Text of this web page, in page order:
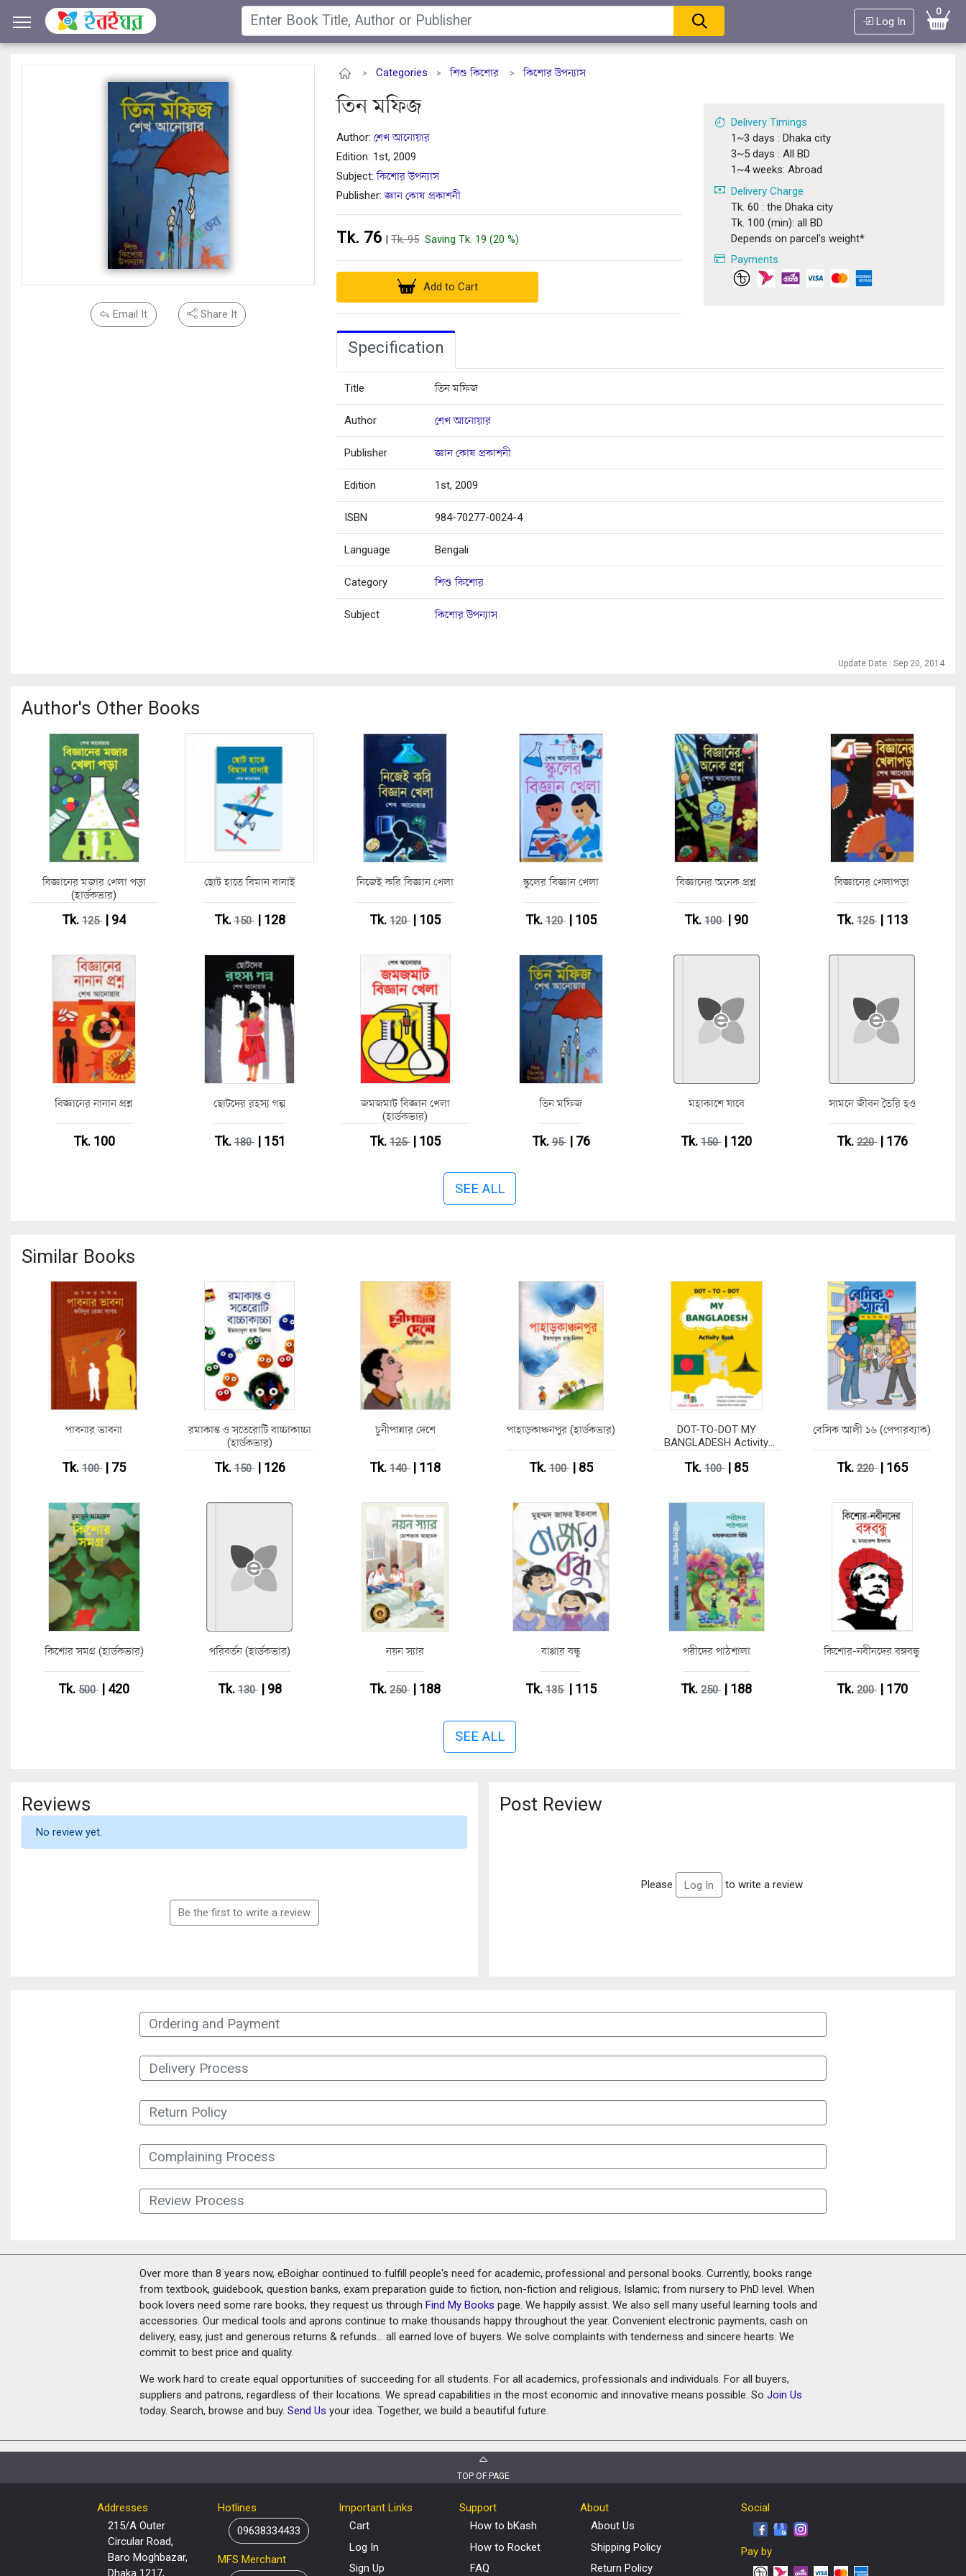
Log In
0
Email It Share It
> Categories >শিশু কিশোর >কিশোর উপন্যাস
তিন মফিজ
Author: শেখ আনোয়ার
Edition: 1st, 2009
Subject:কিশোর উপন্যাস
Publisher:জ্ঞান কোষ প্রকাশনী
Tk. 76 | Tk. 95 Saving Tk. 19 (20 %)
Add to Cart
Delivery Timings
1~3 days : Dhaka city
3~5 days : All BD
1~4 weeks: Abroad
Delivery Charge
Tk. 60 : the Dhaka city
Tk. 100 (min): all BD
Depends on parcel's weight*
Payments
Specification
Title তিন মফিজ
Author শেখ আনোয়ার
Publisher জ্ঞান কোষ প্রকাশনী
Edition 1st, 2009
ISBN 984-70277-0024-4
Language Bengali
Category শিশু কিশোর
Subject কিশোর উপন্যাস
Update Date : Sep 20, 2014
Author's Other Books
বিজ্ঞানের মজার খেলা পড়া
(হার্ডকভার)
Tk.125| 94
ছোট হাতে বিমান বানাই
Tk.150| 128
নিজেই করি বিজ্ঞান খেলা
Tk.120| 105
স্কুলের বিজ্ঞান খেলা
Tk.120| 105
বিজ্ঞানের অনেক প্রশ্ন
Tk.100| 90
বিজ্ঞানের খেলাপড়া
Tk.125| 113
বিজ্ঞানের নানান প্রশ্ন
Tk. 100
ছোটদের রহস্য গল্প
Tk.180| 151
জমজমাট বিজ্ঞান খেলা
(হার্ডকভার)
Tk.125| 105
তিন মফিজ
Tk.95| 76
মহাকাশে যাবে
Tk.150| 120
সামনে জীবন তৈরি হও
Tk.220| 176
SEE ALL
Similar Books
পাবনার ভাবনা
Tk.100| 75
রমাকান্ত ও সতেরোটি বাচ্চাকাচ্চা
(হার্ডকভার)
Tk.150| 126
চুনীপান্নার দেশে
Tk.140| 118
পাহাড়কাঞ্চনপুর (হার্ডকভার)
Tk.100| 85
DOT-TO-DOT MY
BANGLADESH Activity
Tk.100| 85
বেসিক আলী ১৬ (পেপারব্যাক)
Tk.220| 165
কিশোর সমগ্র (হার্ডকভার)
Tk.500| 420
পরিবর্তন (হার্ডকভার)
Tk.130| 98
নয়ন স্যার
Tk.250| 188
বাপ্পার বন্ধু
Tk.135| 115
পরীদের পাঠশালা
Tk.250| 188
কিশোর-নবীনদের বঙ্গবন্ধু
Tk.200| 170
SEE ALL
Reviews
No review yet.
Be the first to write a review
Post Review
Please Log In to write a review
Ordering and Payment
Delivery Process
Return Policy
Complaining Process
Review Process
Over more than 8 years now, eBoighar continued to fulfill people's need for academic, professional and personal books. Currently, books range
from textbook, guidebook, question banks, exam preparation guide to fiction, non-fiction and religious, Islamic; from nursery to PhD level. When
book lovers need some rare books, they request us throughFind My Books page. We happily assist. We also sell many useful learning tools and
accessories. Our medical tools and aprons continue to make thousands happy throughout the year. Convenient electronic payments, cash on
delivery, easy, just and generous returns & refunds... all earned love of buyers. We solve complaints with tenderness and sincere hearts. We
commit to best price and quality.
We work hard to create equal opportunities of succeeding for all students. For all academics, professionals and individuals. For all buyers,
suppliers and patrons, regardless of their locations. We spread capabilities in the most economic and innovative means possible. SoJoin Us
today. Search, browse and buy.Send Us your idea. Together, we build a beautiful future.
TOP OF PAGE
Addresses
215/A Outer
Circular Road,
Baro Moghbazar,
Dhaka 1217,
Hotlines
09638334433
MFS Merchant
Important Links
Cart
Log In
Sign Up
Support
How to bKash
How to Rocket
FAQ
About
About Us
Shipping Policy
Return Policy
Social
Pay by